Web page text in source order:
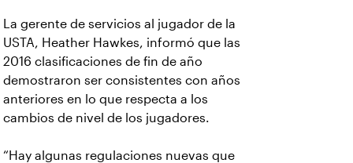
La gerente de servicios al jugador de la
USTA, Heather Hawkes, informó que las
2016 clasificaciones de fin de año
demostraron ser consistentes con años
anteriores en lo que respecta a los
cambios de nivel de los jugadores.
“Hay algunas regulaciones nuevas que